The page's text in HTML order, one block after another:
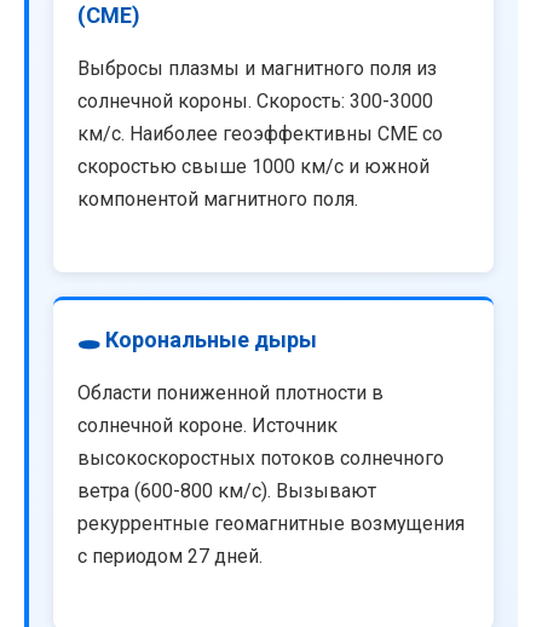
(CME)
Выбросы плазмы и магнитного поля из
солнечной короны. Скорость: 300-3000
км/с. Наиболее геоэффективны CME со
скоростью свыше 1000 км/с и южной
компонентой магнитного поля.
🕳️ Корональные дыры
Области пониженной плотности в
солнечной короне. Источник
высокоскоростных потоков солнечного
ветра (600-800 км/с). Вызывают
рекуррентные геомагнитные возмущения
с периодом 27 дней.